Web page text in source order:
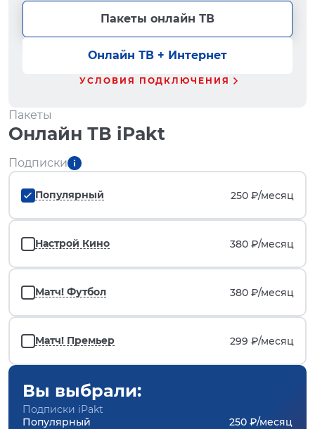
Пакеты онлайн ТВ
Онлайн ТВ + Интернет
УСЛОВИЯ ПОДКЛЮЧЕНИЯ
Пакеты
Онлайн ТВ iPakt
Подписки
Популярный 250 ₽/месяц
Настрой Кино 380 ₽/месяц
Матч! Футбол 380 ₽/месяц
Матч! Премьер 299 ₽/месяц
Вы выбрали:
Подписки iPakt
Популярный
250 ₽/месяц